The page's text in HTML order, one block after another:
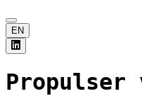
EN